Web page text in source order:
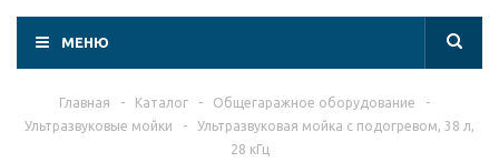
МЕНЮ
Главная - Каталог - Общегаражное оборудование
-
Ультразвуковые мойки
-
Ультразвуковая мойка с подогревом, 38 л,
28 кГц